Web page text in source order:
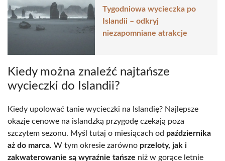
Tygodniowa wycieczka po
Islandii – odkryj
niezapomniane atrakcje
Kiedy można znaleźć najtańsze
wycieczki do Islandii?
Kiedy upolować tanie wycieczki na Islandię? Najlepsze
okazje cenowe na islandzką przygodę czekają poza
szczytem sezonu. Myśl tutaj o miesiącach od października
aż do marca. W tym okresie zarówno przeloty, jak i
zakwaterowanie są wyraźnie tańsze niż w gorące letnie